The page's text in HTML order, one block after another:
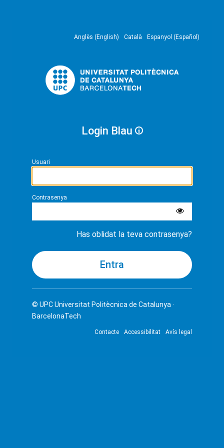
Anglès (English) Català Espanyol (Español)
Login Blau
Usuari
Contrasenya
Has oblidat la teva contrasenya?
© UPCUniversitat Politècnica de Catalunya ·
BarcelonaTech
Contacte Accessibilitat Avís legal